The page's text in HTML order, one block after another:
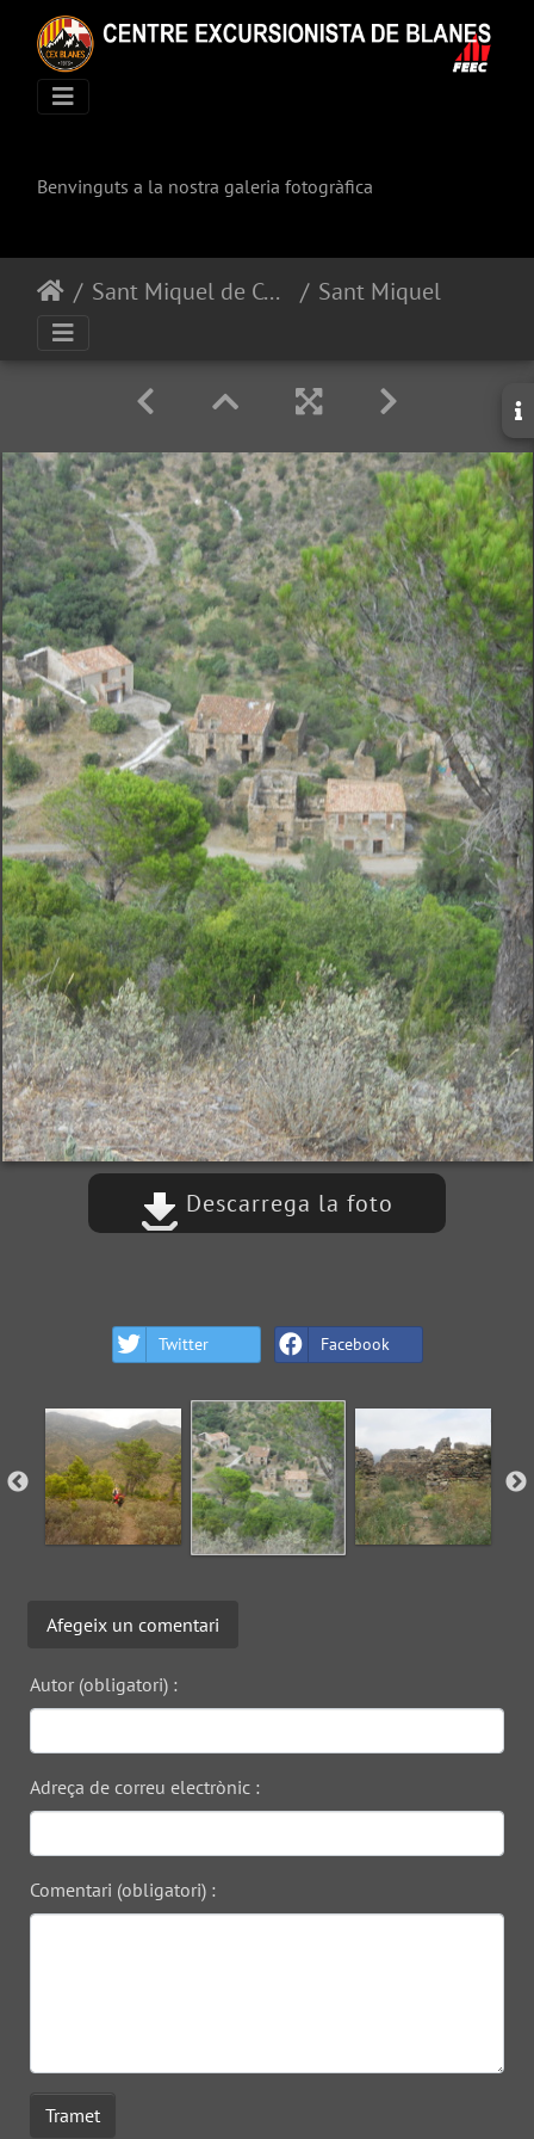
Benvinguts a la nostra galeria fotogràfica
Sant Miquel de Colera
Descarrega la foto
Twitter Facebook
Afegeix un comentari
Autor (obligatori) :
Adreça de correu electrònic :
Comentari (obligatori) :
Tramet